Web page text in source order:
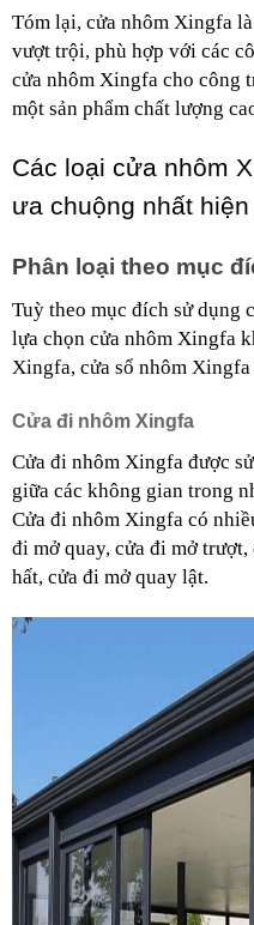
Tóm lại, cửa nhôm Xingfa
vượt trội, phù hợp với các
cửa nhôm Xingfa cho công
một sản phẩm chất lượng
Các loại cửa nhôm
ưa chuộng nhất
Phân loại theo mục
Tuỳ theo mục đích sử dụng
lựa chọn cửa nhôm Xingfa
Xingfa, cửa sổ nhôm
Cửa đi nhôm Xingfa
Cửa đi nhôm Xingfa được
giữa các không gian trong
Cửa đi nhôm Xingfa có
đi mở quay, cửa đi mở
hất, cửa đi mở quay lật.